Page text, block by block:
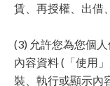
賃、再授權、出借
(3) 允許您為您個
內容資料 (「使用
裝、執行或顯示內